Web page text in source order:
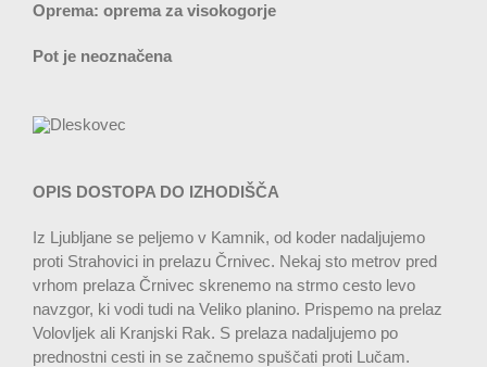
Oprema: oprema za visokogorje
Pot je neoznačena
OPIS DOSTOPA DO IZHODIŠČA
Iz Ljubljane se peljemo v Kamnik, od koder nadaljujemo
proti Strahovici in prelazu Črnivec. Nekaj sto metrov pred
vrhom prelaza Črnivec skrenemo na strmo cesto levo
navzgor, ki vodi tudi na Veliko planino. Prispemo na prelaz
Volovljek ali Kranjski Rak. S prelaza nadaljujemo po
prednostni cesti in se začnemo spuščati proti Lučam.